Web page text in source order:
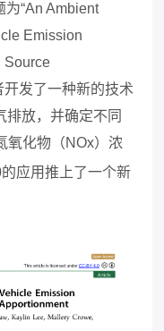
“An Ambient
Emission
Source
开发了一种新的技术
排放，并确定不同
氧化物（NOx）浓
的应用推上了一个新